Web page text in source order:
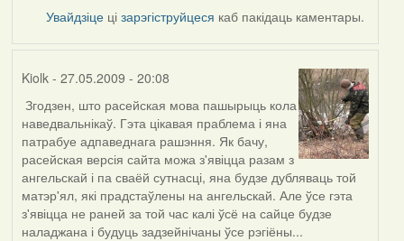
Увайдзіце цізарэгіструйцеся каб пакідаць каментары.
Kiolk- 27.05.2009 - 20:08
In
reply
to
by
Oh-
Voegel
Згодзен, што расейская мова пашырыць кола
наведвальнікаў. Гэта цікавая праблема і яна
патрабуе адпаведнага рашэння. Як бачу,
расейская версія сайта можа з'явіцца разам з
ангельскай і па сваёй сутнасці, яна будзе дубляваць той
матэр'ял, які прадстаўлены на ангельскай. Але ўсе гэта
з'явіцца не раней за той час калі ўсё на сайце будзе
наладжана і будуць задзейнічаны ўсе рэгіёны...